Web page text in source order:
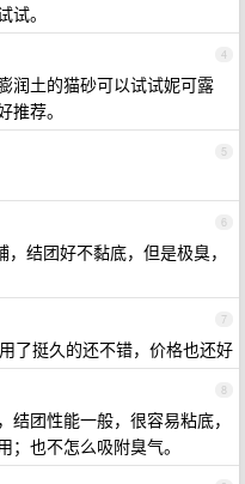
。
4
润土的猫砂可以试试妮可露
荐。
5
6
结团好不黏底，但是极臭，
7
了挺久的还不错，价格也还好
8
团性能一般，很容易粘底，
也不怎么吸附臭气。